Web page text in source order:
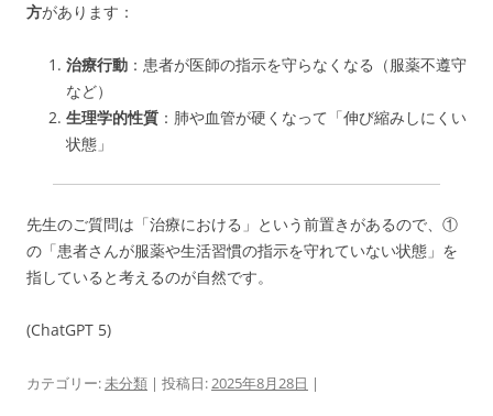
方があります：
治療行動 ：患者が医師の指示を守らなくなる（服薬不遵守
など）
生理学的性質 ：肺や血管が硬くなって「伸び縮みしにくい
状態」
先生のご質問は「治療における」という前置きがあるので、①
の「患者さんが服薬や生活習慣の指示を守れていない状態」を
指していると考えるのが自然です。
(ChatGPT 5)
カテゴリー:未分類 | 投稿日:2025年8月28日 |